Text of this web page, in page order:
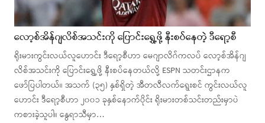
လော့စ်အိန်ဂျလိစ်အသင်းကို ပြောင်းရွှေ့ဖို့ နီးစပ်နေတဲ့ ဒီရော့စီ
ရိုးမားကွင်းလယ်လူဟောင်း ဒီရော့စီဟာ မေဂျာလိဂ်ကလပ် လော့စ်အိန်ဂျ
လိစ်အသင်းကို ပြောင်းရွှေ့ဖို့ နီးစပ်နေတယ်လို့ ESPN သတင်းဌာနက
ဖော်ပြပါတယ်။ အသက် (၃၅) နှစ်ရှိတဲ့ အီတလီလက်ရွေးစင် ကွင်းလယ်လူ
ဟောင်း ဒီရော့စီဟာ ၂၀၀၁ ခုနှစ်နောက်ပိုင်း ရိုးမားတစ်သင်းတည်းမှာပဲ
ကစားခဲ့သူပါ။ နွေရာသီမှာ…